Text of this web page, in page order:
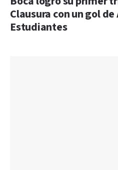
Clausura con un gol
Estudiantes